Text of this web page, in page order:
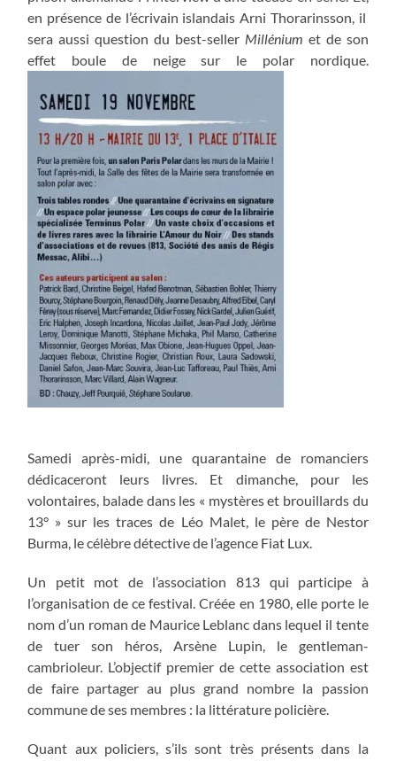
en présence de l’écrivain islandais Arni Thorarinsson, il
sera aussi question du best-seller Millénium et de son
effet boule de neige sur le polar nordique.
Samedi après-midi, une quarantaine de romanciers
dédicaceront leurs livres. Et dimanche, pour les
volontaires, balade dans les « mystères et brouillards du
13° » sur les traces de Léo Malet, le père de Nestor
Burma, le célèbre détective de l’agence Fiat Lux.
Un petit mot de l’association 813 qui participe à
l’organisation de ce festival. Créée en 1980, elle porte le
nom d’un roman de Maurice Leblanc dans lequel il tente
de tuer son héros, Arsène Lupin, le gentleman-
cambrioleur. L’objectif premier de cette association est
de faire partager au plus grand nombre la passion
commune de ses membres : la littérature policière.
Quant aux policiers, s’ils sont très présents dans la